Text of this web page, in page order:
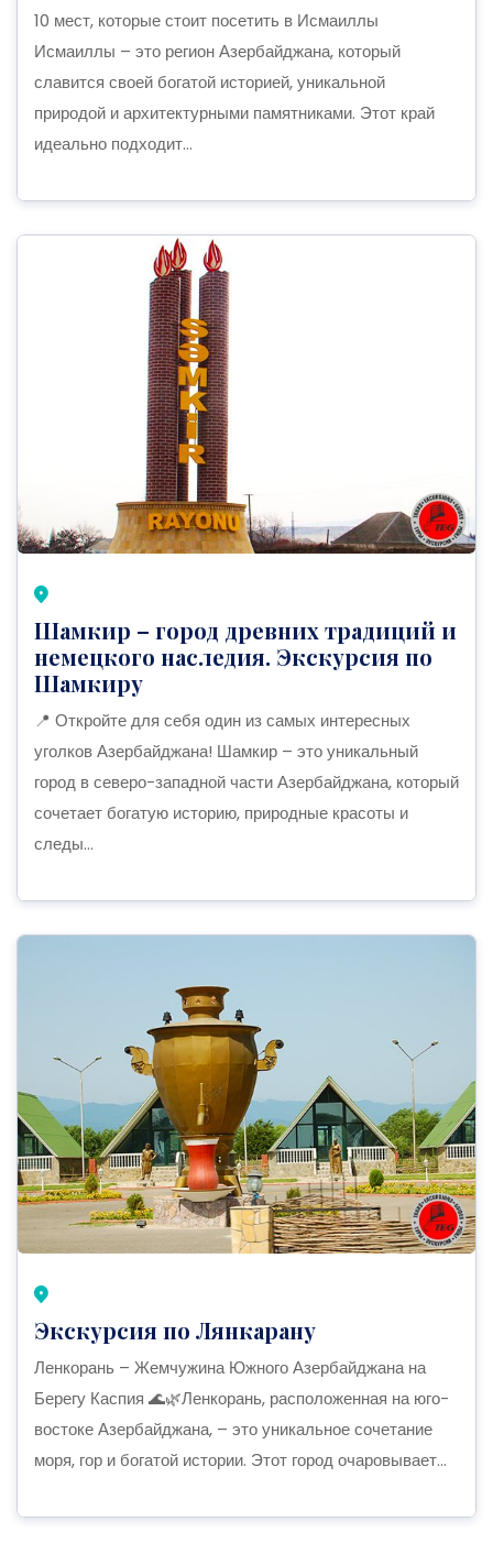
10 мест, которые стоит посетить в Исмаиллы
Исмаиллы – это регион Азербайджана, который
славится своей богатой историей, уникальной
природой и архитектурными памятниками. Этот край
идеально подходит...
Шамкир – город древних традиций и
немецкого наследия. Экскурсия по
Шамкиру
📍 Откройте для себя один из самых интересных
уголков Азербайджана! Шамкир – это уникальный
город в северо-западной части Азербайджана, который
сочетает богатую историю, природные красоты и
следы...
Экскурсия по Лянкарану
Ленкорань – Жемчужина Южного Азербайджана на
Берегу Каспия 🌊🌿Ленкорань, расположенная на юго-
востоке Азербайджана, – это уникальное сочетание
моря, гор и богатой истории. Этот город очаровывает...